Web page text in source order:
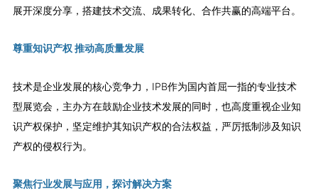
展开深度分享，搭建技术交流、成果转化、合作共赢的高端平台。
尊重知识产权 推动高质量发展
技术是企业发展的核心竞争力，IPB作为国内首屈一指的专业技术
型展览会，主办方在鼓励企业技术发展的同时，也高度重视企业知
识产权保护，坚定维护其知识产权的合法权益，严厉抵制涉及知识
产权的侵权行为。
聚焦行业发展与应用，探讨解决方案